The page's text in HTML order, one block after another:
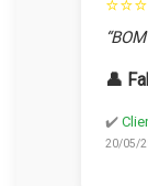
👤
✔️
20/05/